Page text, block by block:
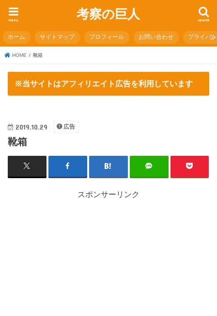
考察の巨人 search
menu
ホーム サイトマップ プロフィール お問い合わせ プライバ
HOME 靴箱
※当サイトはアフィリエイト広告を利用しています
2019.10.29 広告
靴箱
スポンサーリンク